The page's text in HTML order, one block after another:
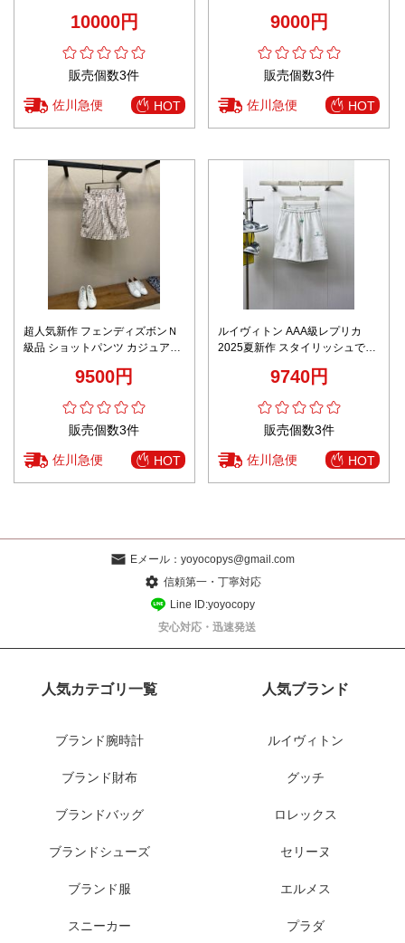
10000円
販売個数3件
佐川急便 HOT
9000円
販売個数3件
佐川急便 HOT
超人気新作 フェンディズボンＮ
級品 ショットパンツ カジュアル
9500円
販売個数3件
佐川急便 HOT
ルイヴィトン AAA級レプリカ
2025夏新作 スタイリッシュで快
9740円
販売個数3件
佐川急便 HOT
Eメール： yoyocopys@gmail.com
信頼第一・丁寧対応
Line ID:yoyocopy
安心対応・迅速発送
人気カテゴリ一覧
ブランド腕時計
ブランド財布
ブランドバッグ
ブランドシューズ
ブランド服
スニーカー
人気ブランド
ルイヴィトン
グッチ
ロレックス
セリーヌ
エルメス
プラダ